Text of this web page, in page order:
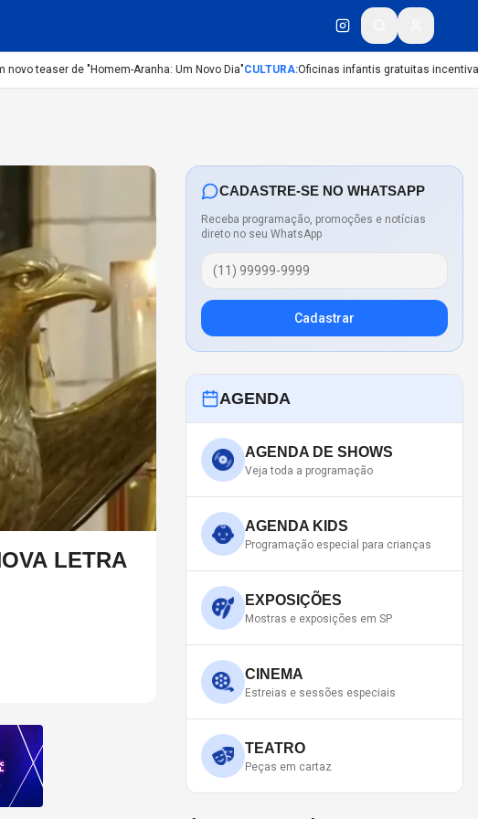
teaser de "Homem-Aranha: Um Novo Dia"CULTURA:Oficinas infantis gratuitas incentivam
LETRA
DIA DOS PAIS: ARTISTAS
Neste ano, o Dia dos Pais acontece neste domingo
CADASTRE-SE NO WHATSAPP
Receba programação, promoções e notícias
direto no seu WhatsApp
Cadastrar
AGENDA
AGENDA DE SHOWS
Veja toda a programação
AGENDA KIDS
Programação especial para crianças
EXPOSIÇÕES
Mostras e exposições em SP
CINEMA
Estreias e sessões especiais
TEATRO
Peças em cartaz